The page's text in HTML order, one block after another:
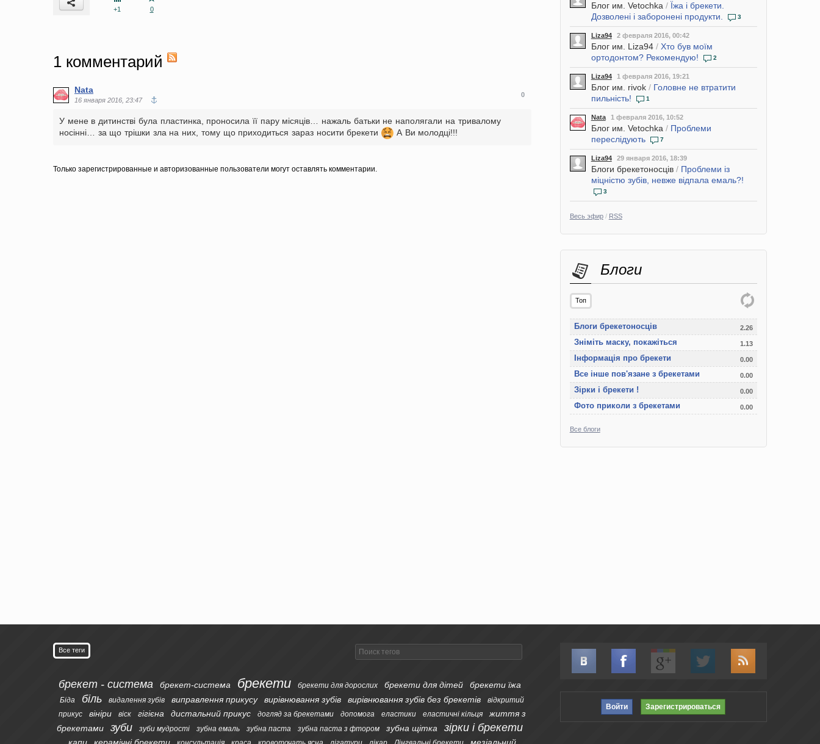
+1 0
1 комментарий
Nata
16 января 2016, 23:47
0
У мене в дитинстві була пластинка, проносила її пару місяців… нажаль батьки не наполягали на тривалому
носінні… за що трішки зла на них, тому що приходиться зараз носити брекети
А Ви молодці!!!
Только зарегистрированные и авторизованные пользователи могут оставлять комментарии.
Блог им. Vetochka / Їжа і брекети.
Дозволені і заборонені продукти.
3
Liza94 2 февраля 2016, 00:42
Блог им. Liza94/ Хто був моїм
ортодонтом? Рекомендую!
2
Liza94 1 февраля 2016, 19:21
Блог им. rivok/ Головне не втратити
пильність!
1
Nata 1 февраля 2016, 10:52
Блог им. Vetochka / Проблеми
переслідують
7
Liza94 29 января 2016, 18:39
Блоги брекетоносців/ Проблеми із
міцністю зубів, невже відпала емаль?!
3
Весь эфир/ RSS
Блоги
Топ
Блоги брекетоносців 2.26
Зніміть маску, покажіться 1.13
Інформація про брекети 0.00
Все інше пов'язане з брекетами 0.00
Зірки і брекети ! 0.00
Фото приколи з брекетами 0.00
Все блоги
Войти Зарегистрироваться
Все теги
брекет - система брекет-система брекети брекети для дорослих брекети для дітей брекети їжа
Біда біль видалення зубів виправлення прикусу вирівнювання зубів вирівнювання зубів без брекетів
відкритий
прикус
вініри віск гігієна дистальний прикус догляд за брекетами допомога еластики еластичні кільця
життя з
брекетами
зуби зуби мудрості зубна емаль зубна паста зубна паста з фтором зубна щітка зірки і брекети